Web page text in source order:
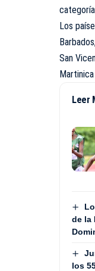
Los
San
Leer
de la
los